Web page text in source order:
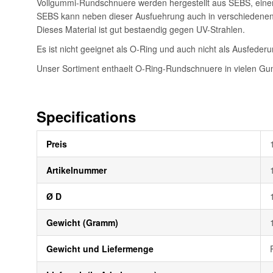
Vollgummi-Rundschnuere werden hergestellt aus SEBS,
SEBS kann neben dieser Ausfuehrung auch in
Dieses Material ist gut bestaendig gegen UV-Strahlen.
Es ist nicht geeignet als O-Ring und auch nicht als
Unser Sortiment enthaelt O-Ring-Rundschnuere in vielen
Specifications
Informationen
Preis
Artikelnummer
Ø D
Gewicht (Gramm)
Gewicht und Liefermenge